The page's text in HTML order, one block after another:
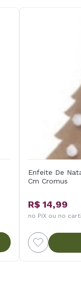
Enfeite De
Cm Cromus
R$ 14,99
no PIX ou no